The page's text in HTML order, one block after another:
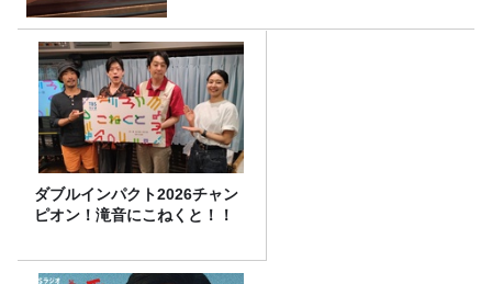
ダブルインパクト2026チャン
ピオン！滝音にこねくと！！